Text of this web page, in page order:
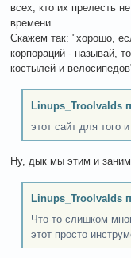
всех, кто их прелесть
времени.
Скажем так: "хорошо,
корпораций - называй,
костылей и
Linups_Troolvalds
этот сайт для того
Ну, дык мы этим и
Linups_Troolvalds
Что-то слишком
этот просто